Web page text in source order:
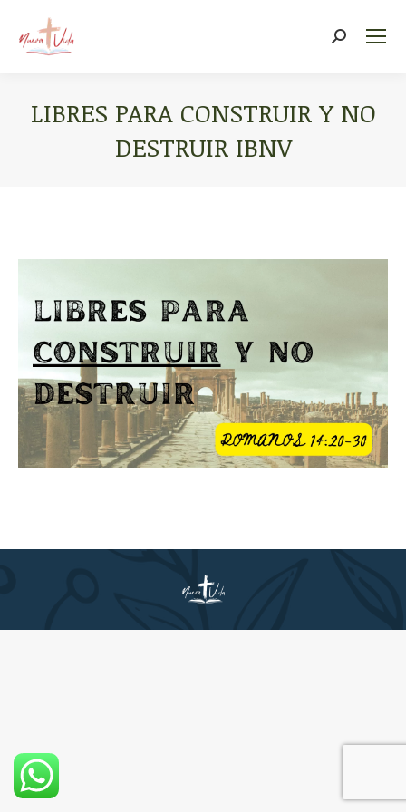
Search:
LIBRES PARA CONSTRUIR Y NO
DESTRUIR IBNV